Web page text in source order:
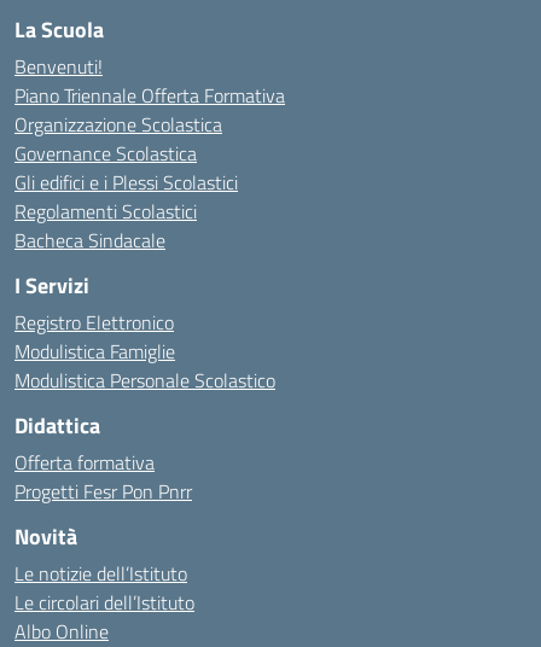
La Scuola
Benvenuti!
Piano Triennale Offerta Formativa
Organizzazione Scolastica
Governance Scolastica
Gli edifici e i Plessi Scolastici
Regolamenti Scolastici
Bacheca Sindacale
I Servizi
Registro Elettronico
Modulistica Famiglie
Modulistica Personale Scolastico
Didattica
Offerta formativa
Progetti Fesr Pon Pnrr
Novità
Le notizie dell’Istituto
Le circolari dell’Istituto
Albo Online